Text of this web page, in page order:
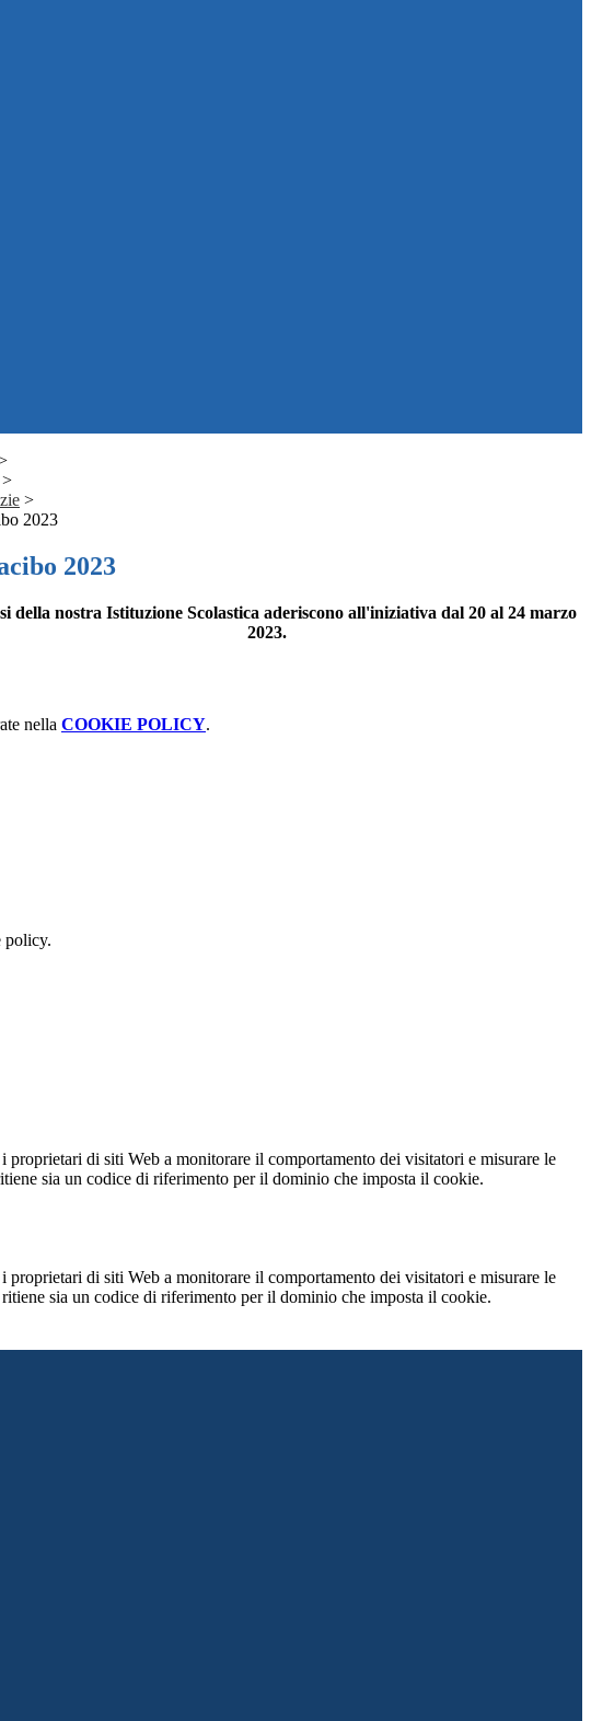
>
>
2023
2023
della nostra Istituzione Scolastica aderiscono all'iniziativa dal 20 al 24 marzo
2023.
nella COOKIE POLICY.
policy.
di siti Web a monitorare il comportamento dei visitatori e misurare le
sia un codice di riferimento per il dominio che imposta il cookie.
di siti Web a monitorare il comportamento dei visitatori e misurare le
sia un codice di riferimento per il dominio che imposta il cookie.